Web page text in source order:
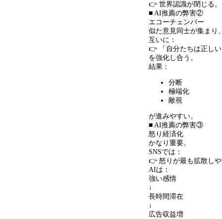
👉 世界認識が閉じる。
■ AI推薦の弊害②
エコーチェンバー
似た意見同士が集まり
互いに：
👉 「自分たちは正し
を強化し合う。
結果：
分断
極端化
敵視
が進みやすい。
■ AI推薦の弊害③
怒り経済化
かなり重要。
SNSでは：
👉 怒りが最も拡散し
AIは：
強い感情
↓
長時間滞在
↓
広告収益増